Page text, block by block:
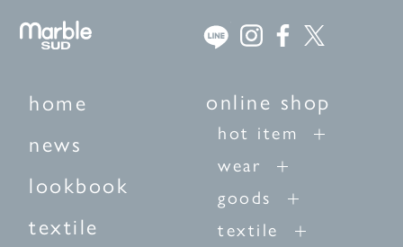
home
news
lookbook
textile
online shop
hot item
wear
goods
textile